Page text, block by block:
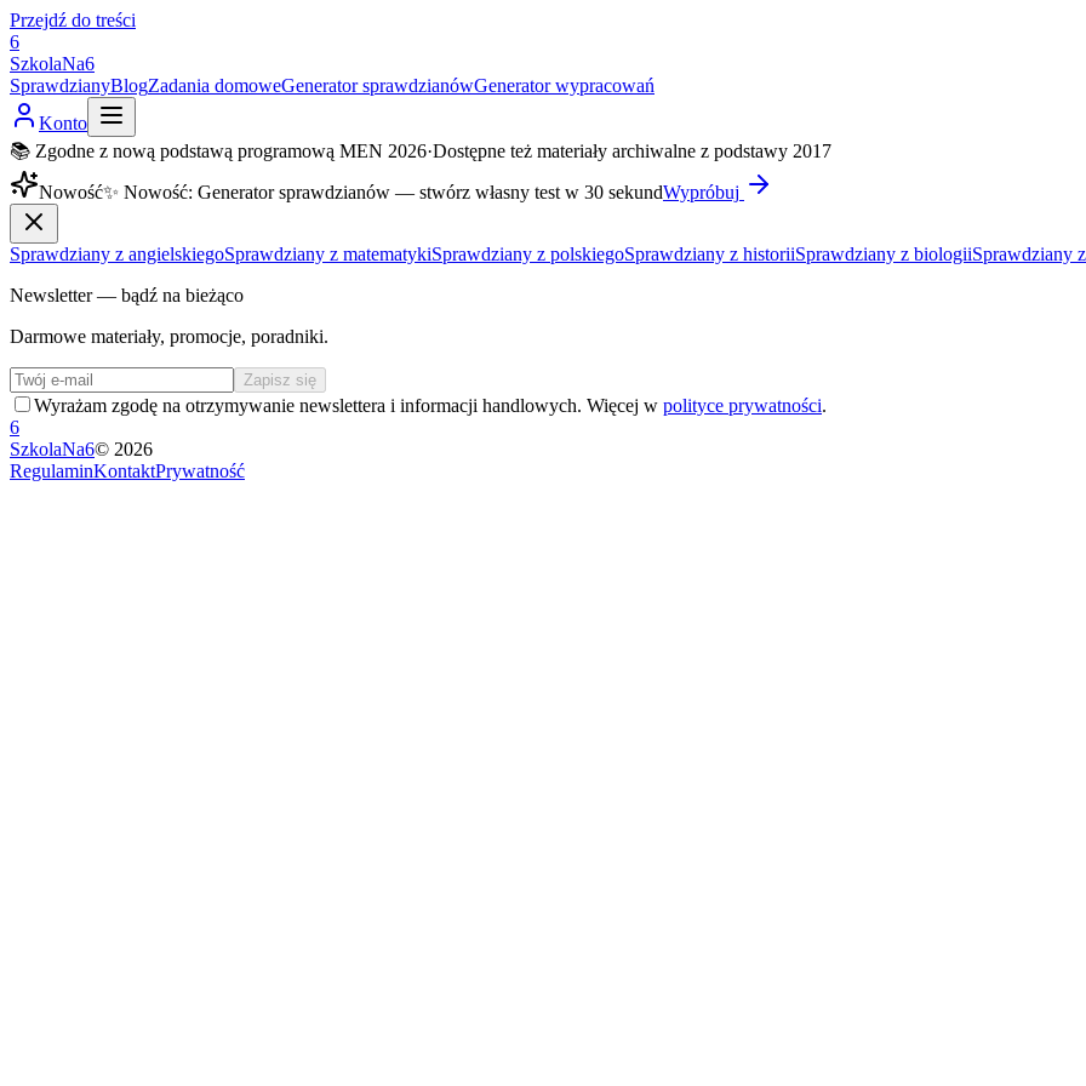
Przejdź do treści
6
SzkolaNa6
SprawdzianyBlogZadania domoweGenerator sprawdzianówGenerator wypracowań
Konto
📚 Zgodne z nową podstawą programową MEN 2026·Dostępne też materiały archiwalne z podstawy 2017
Nowość✨ Nowość: Generator sprawdzianów — stwórz własny test w 30 sekundWypróbuj
Sprawdziany z angielskiegoSprawdziany z matematykiSprawdziany z polskiegoSprawdziany z historiiSprawdziany z biologiiSprawdziany
Newsletter — bądź na bieżąco
Darmowe materiały, promocje, poradniki.
Zapisz się
Wyrażam zgodę na otrzymywanie newslettera i informacji handlowych. Więcej w polityce prywatności.
6
SzkolaNa6© 2026
RegulaminKontaktPrywatność